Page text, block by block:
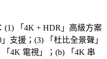
(1) 「 4K + HDR 」高級方案
」支援；(3) 「 杜比全景聲 」
4K 電視 」；(b) 「 4K 串